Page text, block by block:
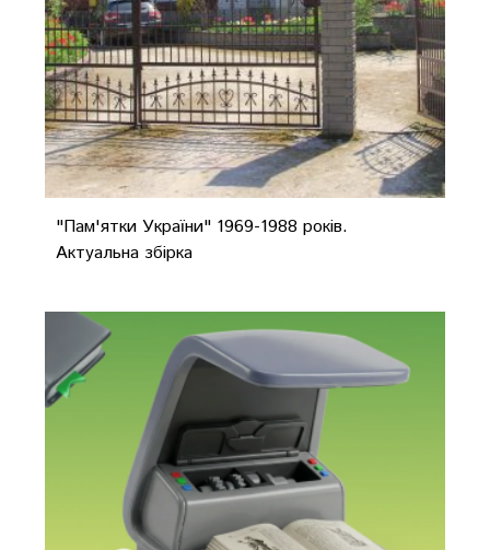
"Пам'ятки України" 1969-1988 років.
Актуальна збірка